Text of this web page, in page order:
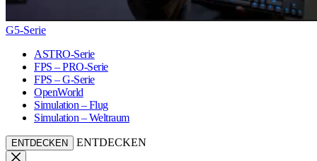
G5-Serie
ASTRO-Serie
FPS – PRO-Serie
FPS – G-Serie
OpenWorld
Simulation – Flug
Simulation – Weltraum
ENTDECKEN ENTDECKEN